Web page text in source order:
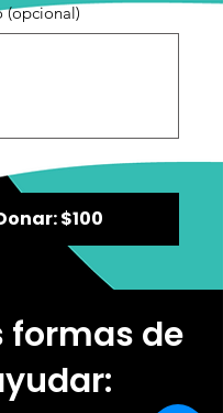
(opcional)
$100
formas de